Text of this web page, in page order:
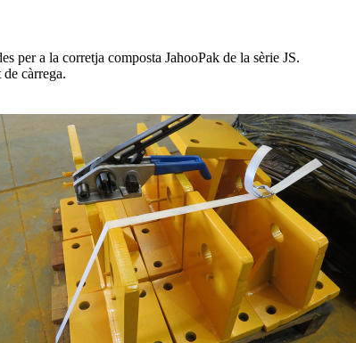
per a la corretja composta JahooPak de la sèrie JS.
càrrega.